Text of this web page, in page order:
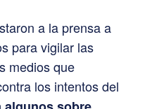
a la prensa a
para vigilar las
medios que
los intentos del